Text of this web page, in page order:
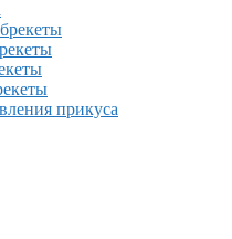
прикуса